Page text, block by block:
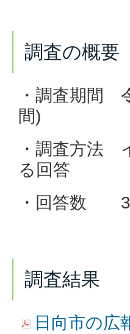
調査の概要
・調査期間
間)
・調査方法
る回答
・回答数
調査結果
日向市の広